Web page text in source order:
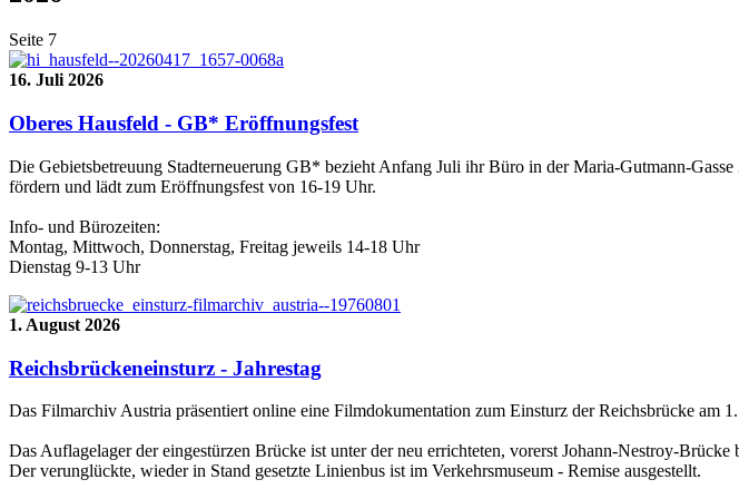
Seite 7
16. Juli 2026
Oberes Hausfeld - GB* Eröffnungsfest
Die Gebietsbetreuung Stadterneuerung GB* bezieht Anfang Juli ihr Büro in der Maria-Gutmann-
fördern und lädt zum Eröffnungsfest von 16-19 Uhr.
Info- und Bürozeiten:
Montag, Mittwoch, Donnerstag, Freitag jeweils 14-18 Uhr
Dienstag 9-13 Uhr
1. August 2026
Reichsbrückeneinsturz - Jahrestag
Das Filmarchiv Austria präsentiert online eine Filmdokumentation zum Einsturz der Reichsbrücke am
Das Auflagelager der eingestürzen Brücke ist unter der neu errichteten, vorerst Johann-Nestroy-Brücke
Der verunglückte, wieder in Stand gesetzte Linienbus ist im Verkehrsmuseum - Remise ausgestellt.